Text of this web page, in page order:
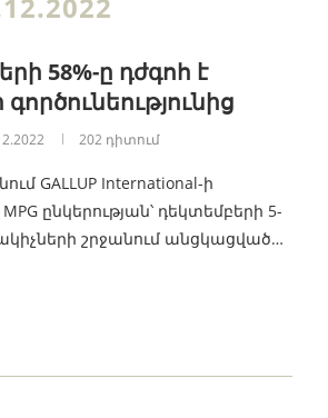
58%-ը դժգոհ է
202 դիտում
GALLUP International-ի
ընկերության՝ դեկտեմբերի 5-
շրջանում անցկացված…